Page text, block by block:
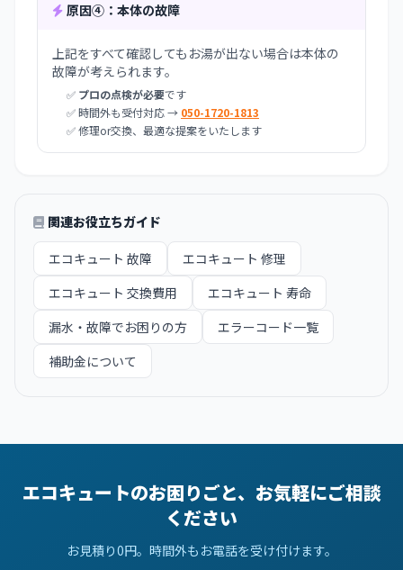
原因④：本体の故障
上記をすべて確認してもお湯が出ない場合は本体の
故障が考えられます。
✅ プロの点検が必要です
✅ 時間外も受付対応 → 050-1720-1813
✅ 修理or交換、最適な提案をいたします
関連お役立ちガイド
エコキュート 故障
エコキュート 修理
エコキュート 交換費用
エコキュート 寿命
漏水・故障でお困りの方
エラーコード一覧
補助金について
エコキュートのお困りごと、お気軽にご相談
ください
お見積り0円。時間外もお電話を受け付けます。